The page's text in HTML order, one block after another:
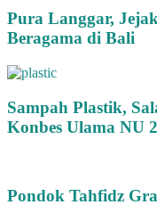
Pura Langgar,
Beragama di Bali
Sampah Plastik,
Konbes Ulama NU
Pondok Tahfidz